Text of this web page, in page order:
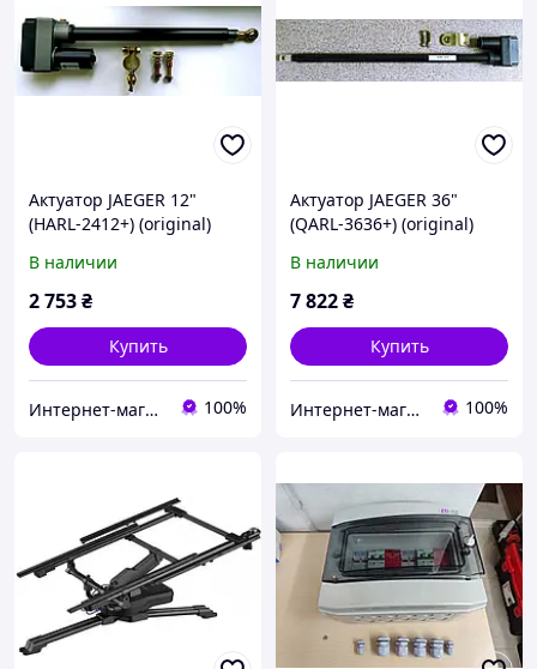
Актуатор JAEGER 12"
(HARL-2412+) (original)
В наличии
2 753₴
Купить
Интернет-магазин «NaviSat» Т2 тюнеры в Днепре, спутниковое ТВ в Днепре 100%
Актуатор JAEGER 36"
(QARL-3636+) (original)
В наличии
7 822₴
Купить
Интернет-магазин «NaviSat» Т2 тюнеры в Днепре, спутниковое ТВ в Днепре 100%